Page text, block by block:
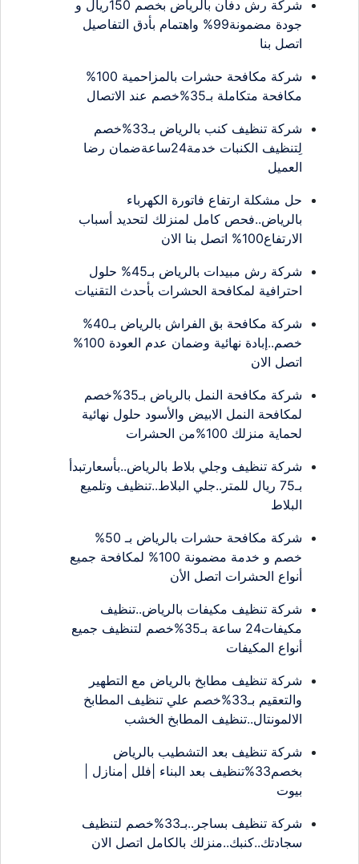
شركة رش دفان بالرياض بخصم 150ريال و
جودة مضمونة99% واهتمام بأدق التفاصيل
اتصل بنا
شركة مكافحة حشرات بالمزاحمية 100%
مكافحة متكاملة بـ35%خصم عند الاتصال
شركة تنظيف كنب بالرياض بـ33%خصم
لِتنظيف الكنبات خدمة24ساعةضمان رضا
العميل
حل مشكلة ارتفاع فاتورة الكهرباء
بالرياض..فحص كامل لمنزلك لتحديد أسباب
الارتفاع100% اتصل بنا الان
شركة رش مبيدات بالرياض بـ45% حلول
احترافية لمكافحة الحشرات بأحدث التقنيات
شركة مكافحة بق الفراش بالرياض بـ40%
خصم..إبادة نهائية وضمان عدم العودة 100%
اتصل الان
شركة مكافحة النمل بالرياض بـ35%خصم
لمكافحة النمل الابيض والأسود حلول نهائية
لحماية منزلك 100%من الحشرات
شركة تنظيف وجلي بلاط بالرياض..بأسعارتبدأ
بـ75 ريال للمتر..جلي البلاط..تنظيف وتلميع
البلاط
شركة مكافحة حشرات بالرياض بـ 50%
خصم و خدمة مضمونة 100% لمكافحة جميع
أنواع الحشرات اتصل الأن
شركة تنظيف مكيفات بالرياض..تنظيف
مكيفات24 ساعة بـ35%خصم لتنظيف جميع
أنواع المكيفات
شركة تنظيف مطابخ بالرياض مع التطهير
والتعقيم بـ33%خصم علي تنظيف المطابخ
الالمونتال..تنظيف المطابخ الخشب
شركة تنظيف بعد التشطيب بالرياض
بخصم33%تنظيف بعد البناء |فلل |منازل |
بيوت
شركة تنظيف بساجر..بـ33%خصم لتنظيف
سجادتك..كنبك..منزلك بالكامل اتصل الان